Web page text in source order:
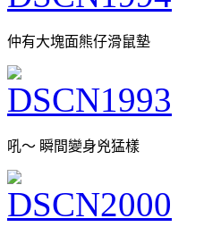
仲有大塊面熊仔滑鼠墊
吼～ 瞬間變身兇猛樣